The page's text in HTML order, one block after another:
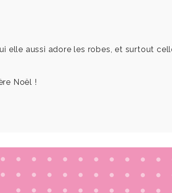
aussi adore les robes, et surtout
Noël !